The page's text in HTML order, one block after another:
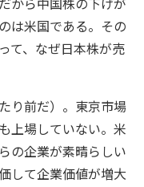
から中国株の下げが
は米国である。その
て、なぜ日本株が売
り前だ）。東京市場
上場していない。米
の企業が素晴らしい
して企業価値が増大